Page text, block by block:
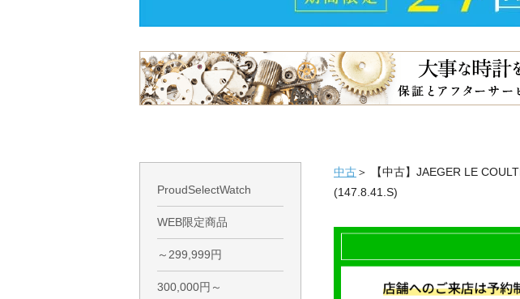
中古＞ 【中古】JAEGER LE
(147.8.41.S)
ProudSelectWatch
WEB限定商品
～299,999円
300,000円～